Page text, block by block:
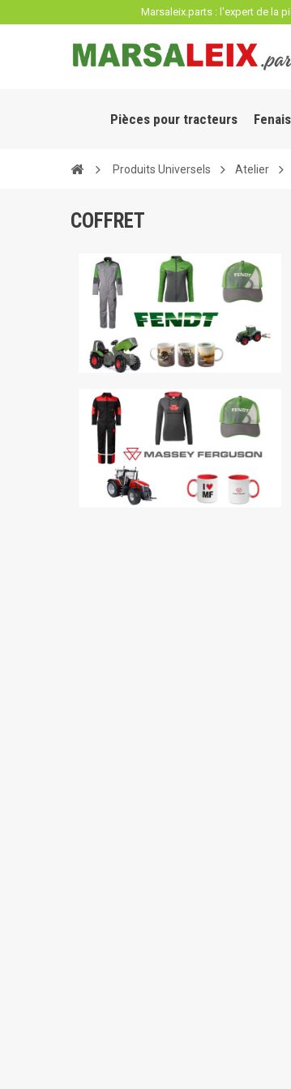
Marsaleix.parts : l'expert de la
Pièces pour tracteurs
Produits Universels Atelier
COFFRET
Panneau de gestion des cookies